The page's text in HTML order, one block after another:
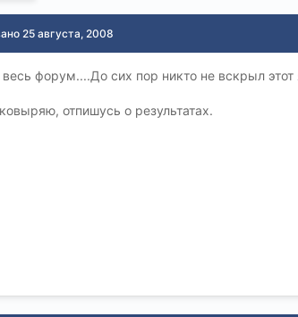
25 августа, 2008
форум....До сих пор никто не вскрыл
отпишусь о результатах.